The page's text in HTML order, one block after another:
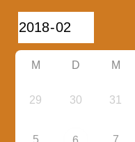
M D M
29 30 31